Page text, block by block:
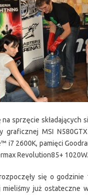
sprzęcie składających
graficznej MSI
i7 2600K, pamięci
Revolution85+ 1020W.
się o godzinie
mieliśmy już ostateczne